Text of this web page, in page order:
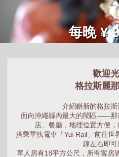
每晚 ¥
歡迎
格拉斯麗
介紹嶄新的格拉斯
面向沖繩縣內最大的鬧區——那
店、餐廳，地理位置方便，
搭乘單軌電車「Yui Rail」前往
鐘左右即可
單人房有18平方公尺，所有客房